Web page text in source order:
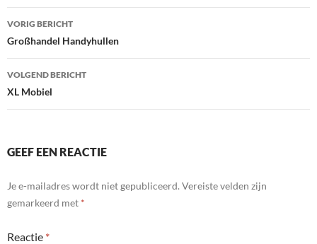
Bericht
navigatie
VORIG BERICHT
Großhandel Handyhullen
VOLGEND BERICHT
XL Mobiel
GEEF EEN REACTIE
Je e-mailadres wordt niet gepubliceerd. Vereiste velden zijn
gemarkeerd met *
Reactie *